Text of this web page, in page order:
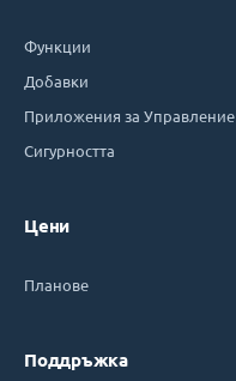
Функции
Добавки
Приложения за Управление
Сигурността
Цени
Планове
Поддръжка